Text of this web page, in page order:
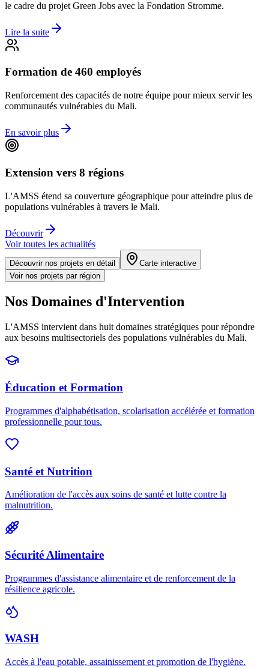
le cadre du projet Green Jobs avec la Fondation Stromme.
Lire la suite
Formation de 460 employés
Renforcement des capacités de notre équipe pour mieux servir les
communautés vulnérables du Mali.
En savoir plus
Extension vers 8 régions
L'AMSS étend sa couverture géographique pour atteindre plus de
populations vulnérables à travers le Mali.
Découvrir
Voir toutes les actualités
Découvrir nos projets en détail
Carte interactive
Voir nos projets par région
Nos Domaines d'Intervention
L'AMSS intervient dans huit domaines stratégiques pour répondre
aux besoins multisectoriels des populations vulnérables du Mali.
Éducation et Formation
Programmes d'alphabétisation, scolarisation accélérée et formation
professionnelle pour tous.
Santé et Nutrition
Amélioration de l'accès aux soins de santé et lutte contre la
malnutrition.
Sécurité Alimentaire
Programmes d'assistance alimentaire et de renforcement de la
résilience agricole.
WASH
Accès à l'eau potable, assainissement et promotion de l'hygiène.